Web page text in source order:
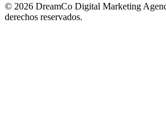
© 2026 DreamCo Digital Marketing
derechos reservados.